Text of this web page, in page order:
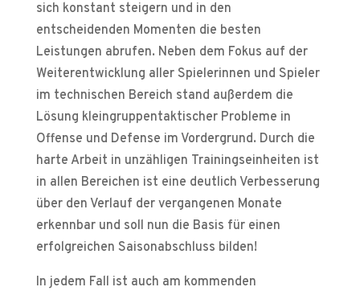
sich konstant steigern und in den
entscheidenden Momenten die besten
Leistungen abrufen. Neben dem Fokus auf der
Weiterentwicklung aller Spielerinnen und Spieler
im technischen Bereich stand außerdem die
Lösung kleingruppentaktischer Probleme in
Offense und Defense im Vordergrund. Durch die
harte Arbeit in unzähligen Trainingseinheiten ist
in allen Bereichen ist eine deutlich Verbesserung
über den Verlauf der vergangenen Monate
erkennbar und soll nun die Basis für einen
erfolgreichen Saisonabschluss bilden!
In jedem Fall ist auch am kommenden